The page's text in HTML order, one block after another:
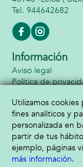
944642682
Información
Aviso legal
Política de
Formas de
Utilizamos
fines analíticos y
personalizada en
partir de tus
ejemplo, páginas
más información.